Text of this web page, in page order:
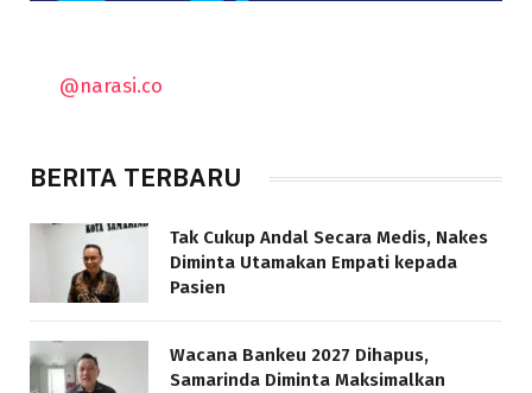
@narasi.co
BERITA TERBARU
Tak Cukup Andal Secara Medis, Nakes
Diminta Utamakan Empati kepada
Pasien
Wacana Bankeu 2027 Dihapus,
Samarinda Diminta Maksimalkan